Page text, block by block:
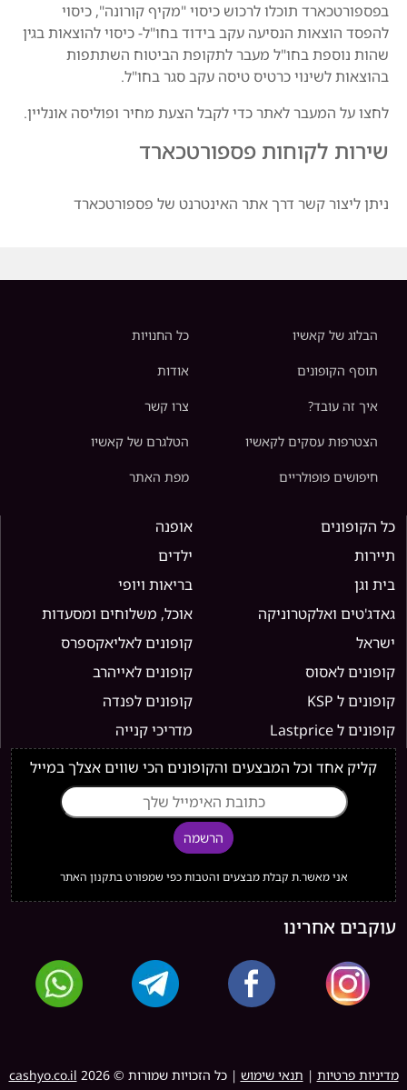
בפספורטכארד תוכלו לרכוש כיסוי "מקיף קורונה", כיסוי
להפסד הוצאות הנסיעה עקב בידוד בחו"ל- כיסוי להוצאות בגין
שהות נוספת בחו"ל מעבר לתקופת הביטוח השתתפות
בהוצאות לשינוי כרטיס טיסה עקב סגר בחו"ל.
לחצו על המעבר לאתר כדי לקבל הצעת מחיר ופוליסה אונליין.
שירות לקוחות פספורטכארד
ניתן ליצור קשר דרך אתר האינטרנט של פספורטכארד
הבלוג של קאשיו כל החנויות
תוסף הקופונים אודות
איך זה עובד? צרו קשר
הצטרפות עסקים לקאשיו הטלגרם של קאשיו
חיפושים פופולריים מפת האתר
כל הקופונים
אופנה
תיירות
ילדים
בית וגן
בריאות ויופי
גאדג'טים ואלקטרוניקה
אוכל, משלוחים ומסעדות
ישראל
קופונים לאליאקספרס
קופונים לאסוס
קופונים לאייהרב
קופונים ל KSP
קופונים לפנדה
קופונים ל Lastprice
מדריכי קנייה
קליק אחד וכל המבצעים והקופונים הכי שווים אצלך במייל
הרשמה
אני מאשר.ת קבלת מבצעים והטבות כפי שמפורט בתקנון האתר
עוקבים אחרינו
מדיניות פרטיות | תנאי שימוש | כל הזכויות שמורות © cashyo.co.il 2026